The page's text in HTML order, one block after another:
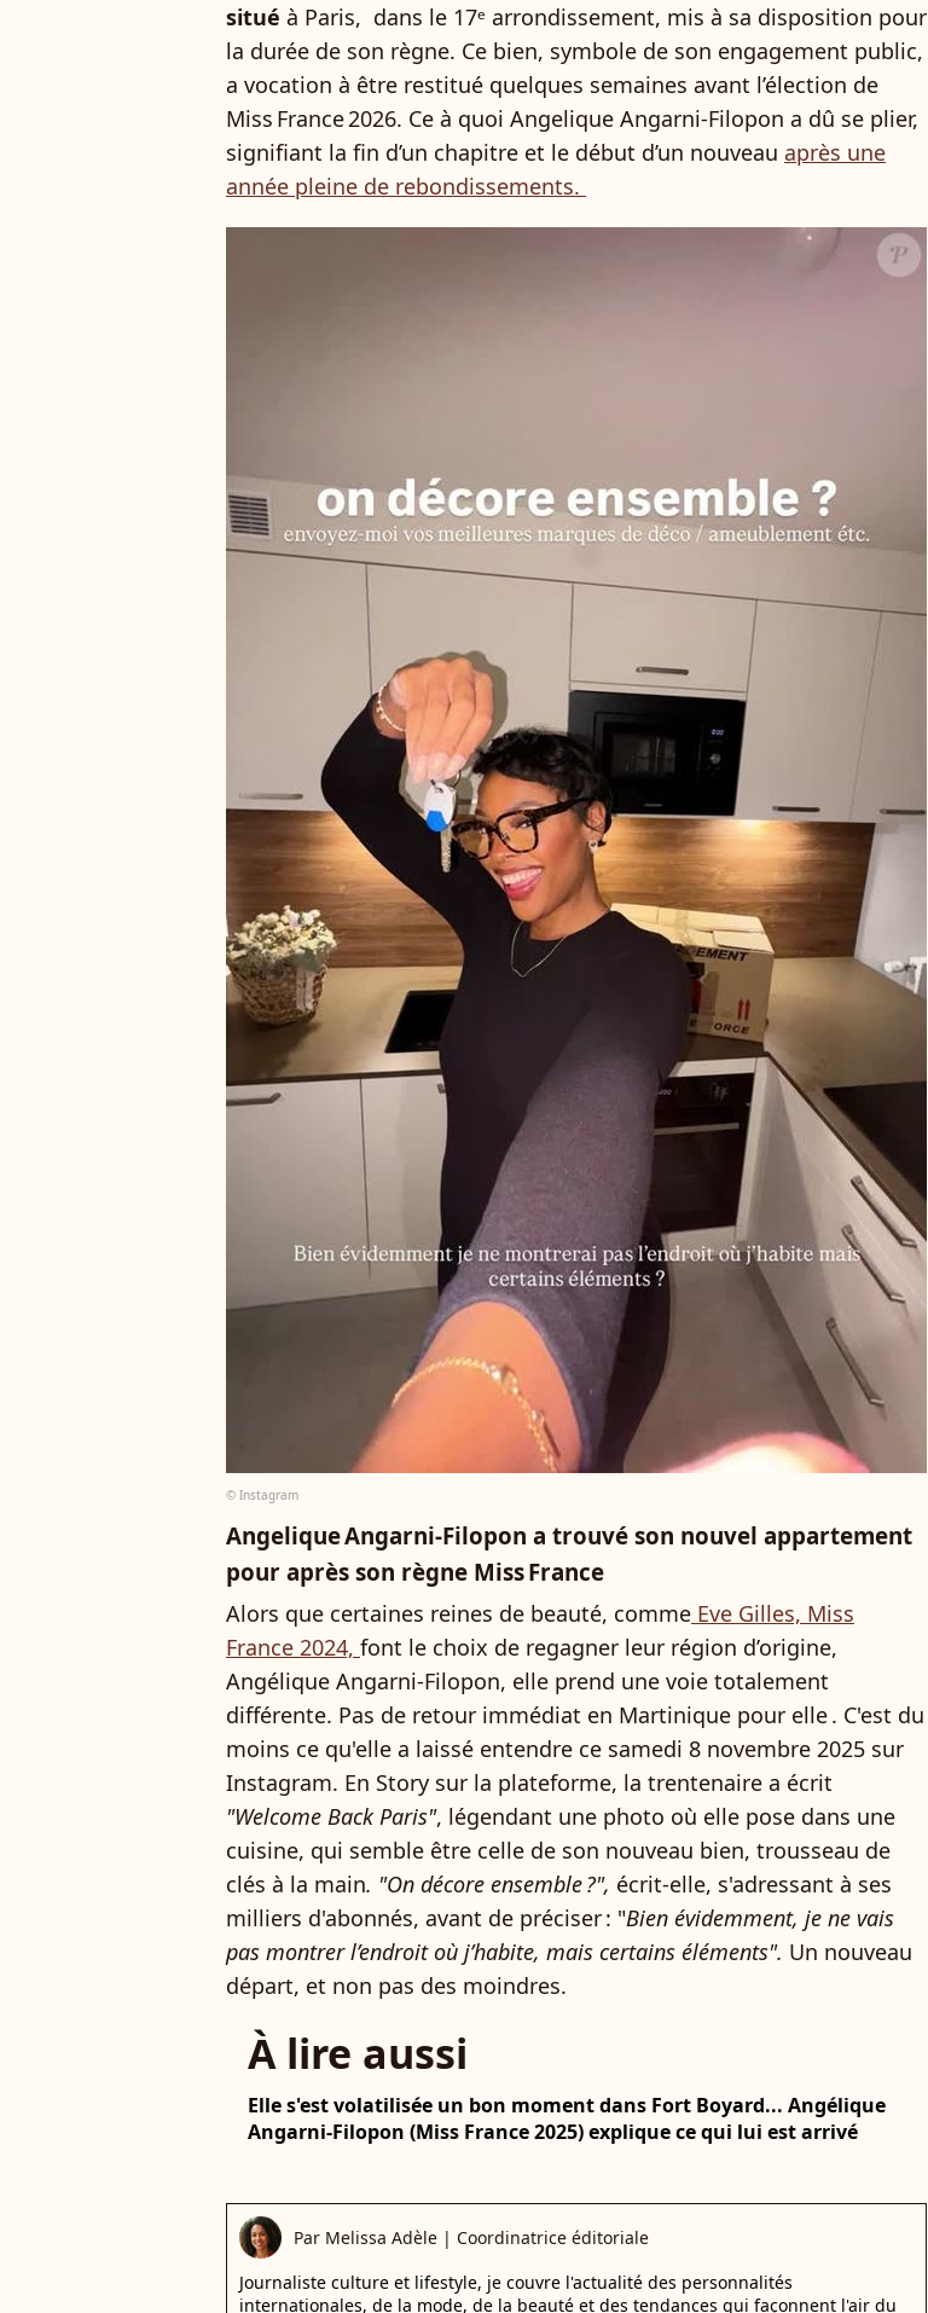
situé à Paris, dans le 17ᵉ arrondissement, mis à sa disposition pour
la durée de son règne. Ce bien, symbole de son engagement public,
a vocation à être restitué quelques semaines avant l’élection de
Miss France 2026. Ce à quoi Angelique Angarni-Filopon a dû se plier,
signifiant la fin d’un chapitre et le début d’un nouveau après une
année pleine de rebondissements.
© Instagram
Angelique Angarni‑Filopon a trouvé son nouvel appartement
pour après son règne Miss France
Alors que certaines reines de beauté, comme Eve Gilles, Miss
France 2024, font le choix de regagner leur région d’origine,
Angélique Angarni-Filopon, elle prend une voie totalement
différente. Pas de retour immédiat en Martinique pour elle . C'est du
moins ce qu'elle a laissé entendre ce samedi 8 novembre 2025 sur
Instagram. En Story sur la plateforme, la trentenaire a écrit
"Welcome Back Paris", légendant une photo où elle pose dans une
cuisine, qui semble être celle de son nouveau bien, trousseau de
clés à la main. "On décore ensemble ?", écrit‑elle, s'adressant à ses
milliers d'abonnés, avant de préciser : "Bien évidemment, je ne vais
pas montrer l’endroit où j’habite, mais certains éléments". Un nouveau
départ, et non pas des moindres.
À lire aussi
Elle s'est volatilisée un bon moment dans Fort Boyard... Angélique
Angarni-Filopon (Miss France 2025) explique ce qui lui est arrivé
Par Melissa Adèle | Coordinatrice éditoriale
Journaliste culture et lifestyle, je couvre l'actualité des personnalités
internationales, de la mode, de la beauté et des tendances qui façonnent l'air du